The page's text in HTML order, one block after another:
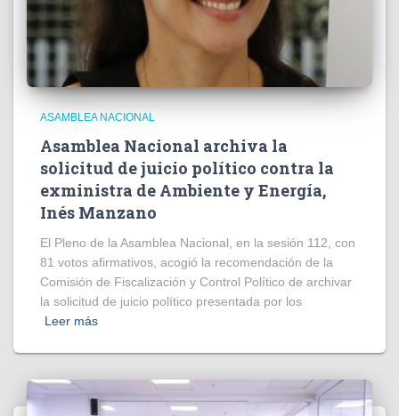
ASAMBLEA NACIONAL
Asamblea Nacional archiva la
solicitud de juicio político contra la
exministra de Ambiente y Energía,
Inés Manzano
El Pleno de la Asamblea Nacional, en la sesión 112, con
81 votos afirmativos, acogió la recomendación de la
Comisión de Fiscalización y Control Político de archivar
la solicitud de juicio político presentada por los
Leer más